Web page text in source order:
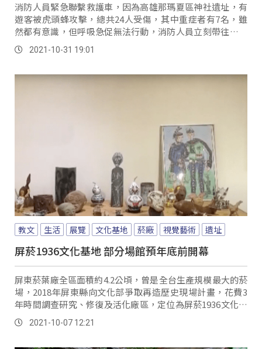
消防人員緊急聯繫救護車，因為高雄那瑪夏區神社遺址，有
遊客被虎頭蜂攻擊，總共24人受傷，其中重症者有7名，雖
然都有意識，但呼吸急促無法行動，消防人員立刻帶往衛生
所緊急處理，目前傷者也分送旗山署立醫院，跟...。
2021-10-31 19:01
教文 生活 展覽 文化基地 菸廠 視覺藝術 遺址
屏菸1936文化基地 部分場館預年底前開幕
屏東菸葉廠全區面積約4.2公頃，曾是全台生產規模最大的菸
場，2018年屏東縣向文化部爭取再造歷史現場計畫，花費3
年時間調查研究、修復及活化廠區，定位為屏菸1936文化基
地，作為屏東主要視覺藝術基地。
2021-10-07 12:21